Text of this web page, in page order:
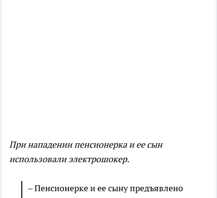
При нападении пенсионерка и ее сын
использовали электрошокер.
– Пенсионерке и ее сыну предъявлено